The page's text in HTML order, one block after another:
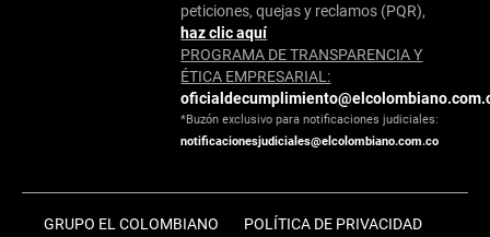
peticiones, quejas y reclamos (PQR),
haz clic aquí
PROGRAMA DE TRANSPARENCIA Y
ÉTICA EMPRESARIAL:
*Buzón exclusivo para notificaciones judiciales:
notificacionesjudiciales@elcolombiano.com.co
GRUPO EL COLOMBIANO POLÍTICA DE PRIVACIDAD